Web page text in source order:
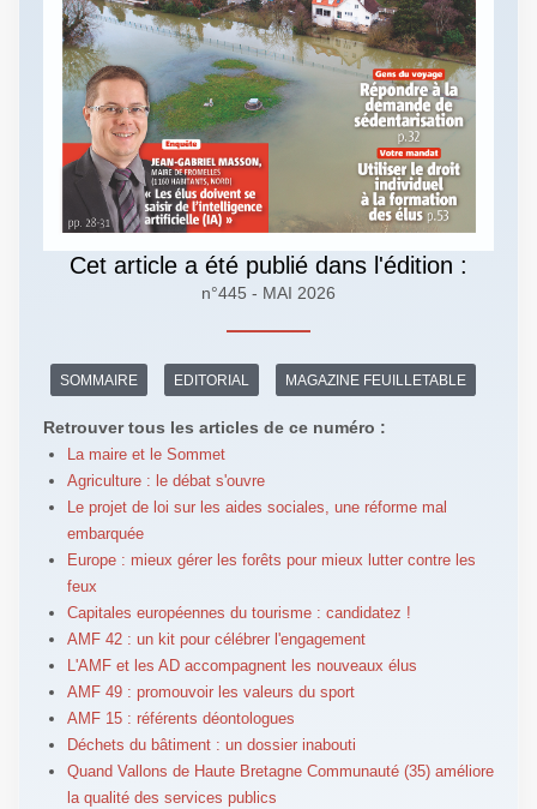
Cet article a été publié dans l'édition :
n°445 - MAI 2026
SOMMAIRE EDITORIAL MAGAZINE FEUILLETABLE
Retrouver tous les articles de ce numéro :
La maire et le Sommet
Agriculture : le débat s'ouvre
Le projet de loi sur les aides sociales, une réforme mal
embarquée
Europe : mieux gérer les forêts pour mieux lutter contre les
feux
Capitales européennes du tourisme : candidatez !
AMF 42 : un kit pour célébrer l'engagement
L'AMF et les AD accompagnent les nouveaux élus
AMF 49 : promouvoir les valeurs du sport
AMF 15 : référents déontologues
Déchets du bâtiment : un dossier inabouti
Quand Vallons de Haute Bretagne Communauté (35) améliore
la qualité des services publics